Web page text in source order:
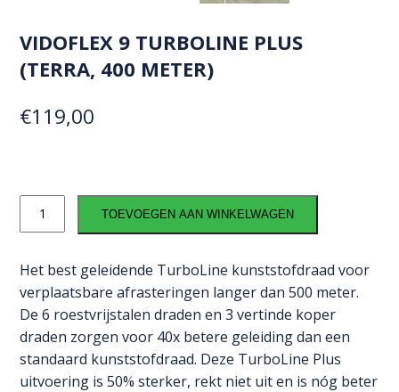
VIDOFLEX 9 TURBOLINE PLUS
(TERRA, 400 METER)
€119,00
Plus
400
meter)
aantal
TOEVOEGEN AAN WINKELWAGEN
Het best geleidende TurboLine kunststofdraad voor
verplaatsbare afrasteringen langer dan 500 meter.
De 6 roestvrijstalen draden en 3 vertinde koper
draden zorgen voor 40x betere geleiding dan een
standaard kunststofdraad. Deze TurboLine Plus
uitvoering is 50% sterker, rekt niet uit en is nóg beter